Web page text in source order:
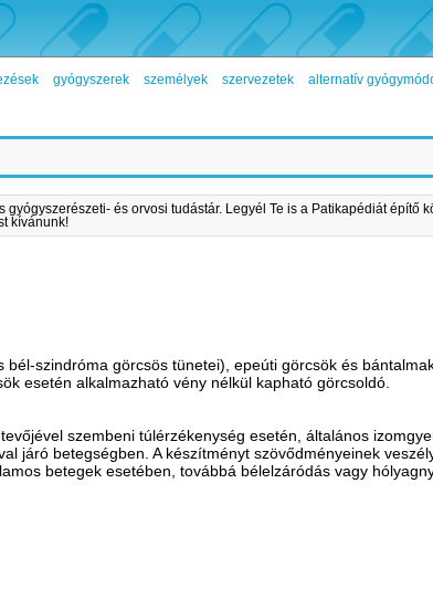
gyógyszerek személyek szervezetek alternatív
és orvosi tudástár. Legyél Te is a Patikapédiát építő
kívánunk!
szindróma görcsös tünetei), epeúti görcsök és
esetén alkalmazható vény nélkül kapható görcsoldó.
szembeni túlérzékenység esetén, általános
járó betegségben. A készítményt szövődményeinek
betegek esetében, továbbá bélelzáródás vagy